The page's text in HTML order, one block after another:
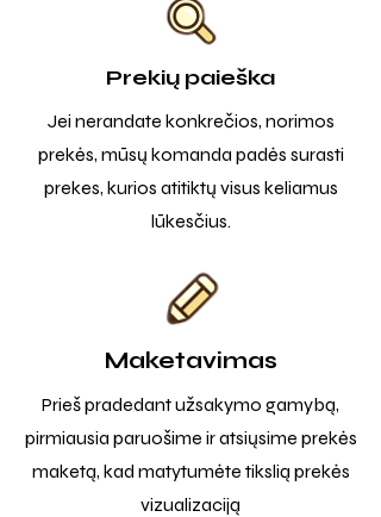
Prekių paieška
Jei nerandate konkrečios, norimos
prekės, mūsų komanda padės surasti
prekes, kurios atitiktų visus keliamus
lūkesčius.
Maketavimas
Prieš pradedant užsakymo gamybą,
pirmiausia paruošime ir atsiųsime prekės
maketą, kad matytumėte tikslią prekės
vizualizaciją